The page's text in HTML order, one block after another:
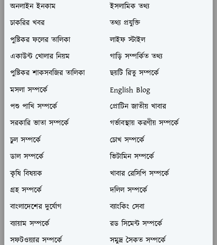
অনলাইন ইনকাম
ইসলামিক তথ্য
চাকরির খবর
তথ্য প্রযুক্তি
পুষ্টিকর ফলের তালিকা
লাইফ স্টাইল
একাউন্ট খোলার নিয়ম
গাড়ি সম্পর্কিত তথ্য
পুষ্টিকর শাকসবজির তালিকা
ছয়টি রিতু সম্পর্কে
মসলা সম্পর্কে
English Blog
পশু পাখি সম্পর্কে
প্রোটিন জাতীয় খাবার
সরকারি ভাতা সম্পর্কে
গর্ভাবস্থায় করণীয় সম্পর্কে
চুল সম্পর্কে
চোখ সম্পর্কে
ডাল সম্পর্কে
ভিটামিন সম্পর্কে
কৃষি বিষয়ক
খাবার রেসিপি সম্পর্কে
গ্রহ সম্পর্কে
দলিল সম্পর্কে
বাংলাদেশের দুর্যোগ
ব্যাংকিং সেবা
ব্যায়াম সম্পর্কে
রড সিমেন্ট সম্পর্কে
সফটওয়্যার সম্পর্কে
সমুদ্র সৈকত সম্পর্কে